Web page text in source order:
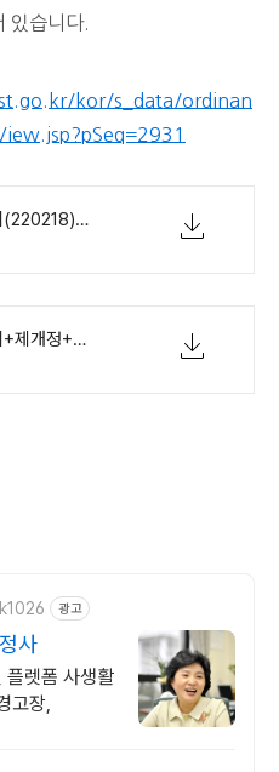
있습니다.
kor/s_data/ordinan
미술분야+표준계약서+고시(220218).hwp
미술분야+표준계약서+고시+제개정+신구조문대비표(220218).hwp
광고
사
플렛폼 사생활
고장,